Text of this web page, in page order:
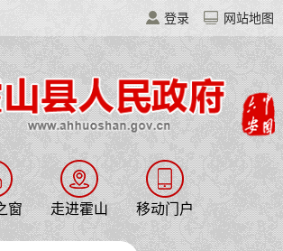
登录 网站地图
窗 走进霍山 移动门户